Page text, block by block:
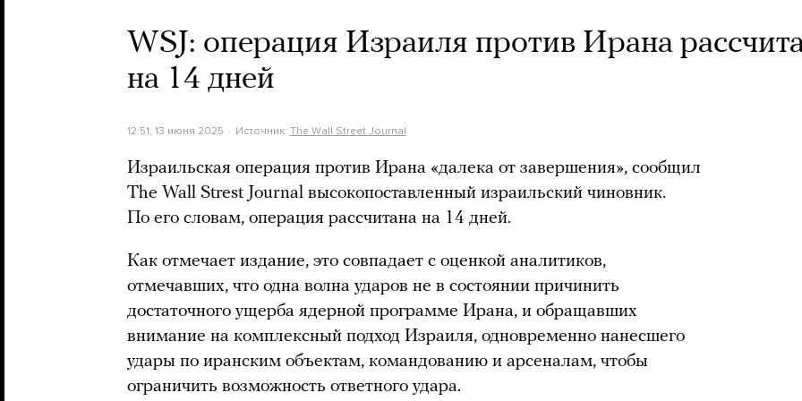
WSJ: операция Израиля против Ирана
на 14 дней
12:51, 13 июня 2025 Источник: The Wall Street Journal
Израильская операция против Ирана «далека от завершения», сообщил
The Wall Strest Journal высокопоставленный израильский чиновник.
По его словам, операция рассчитана на 14 дней.
Как отмечает издание, это совпадает с оценкой аналитиков,
отмечавших, что одна волна ударов не в состоянии причинить
достаточного ущерба ядерной программе Ирана, и обращавших
внимание на комплексный подход Израиля, одновременно нанесшего
удары по иранским объектам, командованию и арсеналам, чтобы
ограничить возможность ответного удара.